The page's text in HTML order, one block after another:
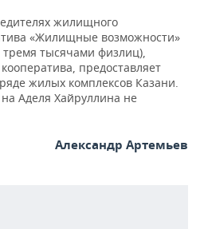
жилищного
«Жилищные возможности»
тысячами физлиц),
предоставляет
жилых комплексов Казани.
Аделя Хайруллина не
Александр Артемьев